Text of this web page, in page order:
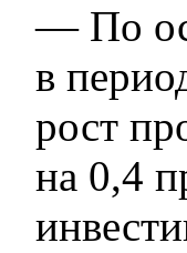
— По
в
рост
на 0,4